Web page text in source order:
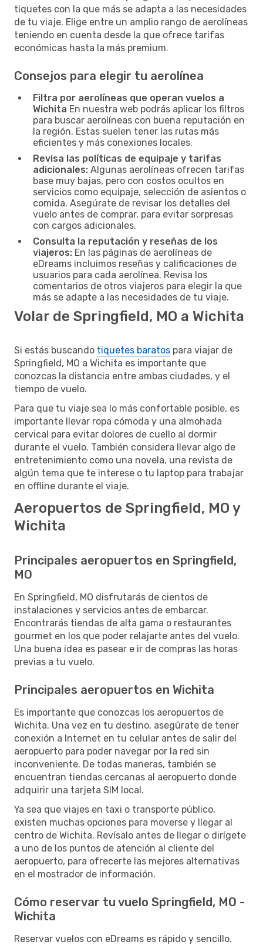
tiquetes con la que más se adapta a las necesidades
de tu viaje. Elige entre un amplio rango de aerolíneas
teniendo en cuenta desde la que ofrece tarifas
económicas hasta la más premium.
Consejos para elegir tu aerolínea
Filtra por aerolíneas que operan vuelos a
Wichita En nuestra web podrás aplicar los filtros
para buscar aerolíneas con buena reputación en
la región. Estas suelen tener las rutas más
eficientes y más conexiones locales.
Revisa las políticas de equipaje y tarifas
adicionales: Algunas aerolíneas ofrecen tarifas
base muy bajas, pero con costos ocultos en
servicios como equipaje, selección de asientos o
comida. Asegúrate de revisar los detalles del
vuelo antes de comprar, para evitar sorpresas
con cargos adicionales.
Consulta la reputación y reseñas de los
viajeros: En las páginas de aerolíneas de
eDreams incluimos reseñas y calificaciones de
usuarios para cada aerolínea. Revisa los
comentarios de otros viajeros para elegir la que
más se adapte a las necesidades de tu viaje.
Volar de Springfield, MO a Wichita
Si estás buscando tiquetes baratos para viajar de
Springfield, MO a Wichita es importante que
conozcas la distancia entre ambas ciudades, y el
tiempo de vuelo.
Para que tu viaje sea lo más confortable posible, es
importante llevar ropa cómoda y una almohada
cervical para evitar dolores de cuello al dormir
durante el vuelo. También considera llevar algo de
entretenimiento como una novela, una revista de
algún tema que te interese o tu laptop para trabajar
en offline durante el viaje.
Aeropuertos de Springfield, MO y
Wichita
Principales aeropuertos en Springfield,
MO
En Springfield, MO disfrutarás de cientos de
instalaciones y servicios antes de embarcar.
Encontrarás tiendas de alta gama o restaurantes
gourmet en los que poder relajarte antes del vuelo.
Una buena idea es pasear e ir de compras las horas
previas a tu vuelo.
Principales aeropuertos en Wichita
Es importante que conozcas los aeropuertos de
Wichita. Una vez en tu destino, asegúrate de tener
conexión a Internet en tu celular antes de salir del
aeropuerto para poder navegar por la red sin
inconveniente. De todas maneras, también se
encuentran tiendas cercanas al aeropuerto donde
adquirir una tarjeta SIM local.
Ya sea que viajes en taxi o transporte público,
existen muchas opciones para moverse y llegar al
centro de Wichita. Revísalo antes de llegar o dirígete
a uno de los puntos de atención al cliente del
aeropuerto, para ofrecerte las mejores alternativas
en el mostrador de información.
Cómo reservar tu vuelo Springfield, MO -
Wichita
Reservar vuelos con eDreams es rápido y sencillo.